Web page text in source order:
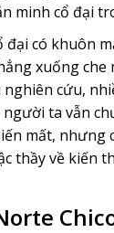
minh cổ đại
có khuôn
xuống che
cứu,
ta vẫn
mất, nhưng
thầy về kiến